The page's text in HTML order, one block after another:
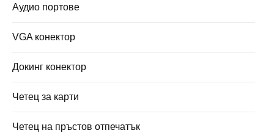
Аудио портове
VGA конектор
Докинг конектор
Четец за карти
Четец на пръстов отпечатък